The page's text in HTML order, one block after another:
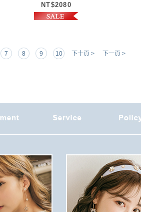
NT$2080
7 8 9 10 下十頁 > 下一頁 >